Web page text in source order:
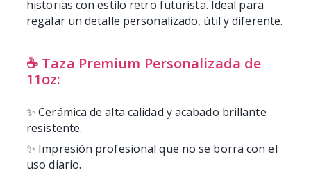
historias con estilo retro futurista. Ideal para
regalar un detalle personalizado, útil y diferente.
☕ Taza Premium Personalizada de
11oz:
✨ Cerámica de alta calidad y acabado brillante
resistente.
✨ Impresión profesional que no se borra con el
uso diario.